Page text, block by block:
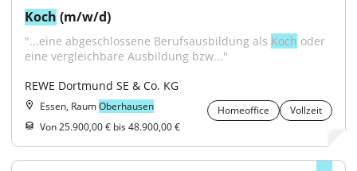
Koch (m/w/d)
"...eine abgeschlossene Berufsausbildung als Koch oder
eine vergleichbare Ausbildung bzw..."
REWE Dortmund SE & Co. KG
Essen, RaumOberhausen Homeoffice
Vollzeit
Von 25.900,00 € bis 48.900,00 €